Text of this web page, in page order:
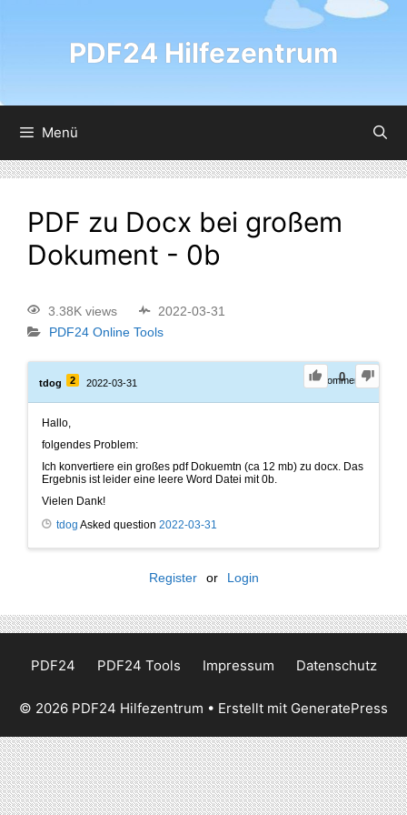
PDF24 Hilfezentrum
Menü
PDF zu Docx bei großem
Dokument - 0b
3.38K views
2022-03-31
PDF24 Online Tools
0
tdog 2 2022-03-31 0Comments
Hallo,
folgendes Problem:
Ich konvertiere ein großes pdf Dokuemtn (ca 12 mb) zu docx. Das
Ergebnis ist leider eine leere Word Datei mit 0b.
Vielen Dank!
tdog Asked question 2022-03-31
Register or Login
PDF24 PDF24 Tools Impressum Datenschutz
© 2026 PDF24 Hilfezentrum • Erstellt mit GeneratePress